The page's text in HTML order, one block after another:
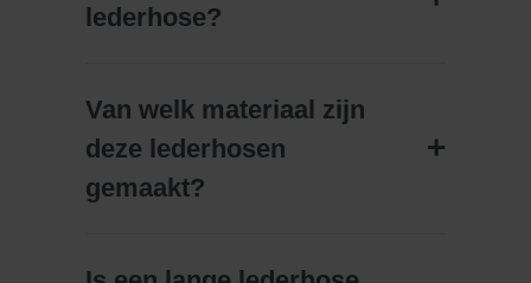
lederhose?
Van welk materiaal zijn
deze lederhosen
gemaakt?